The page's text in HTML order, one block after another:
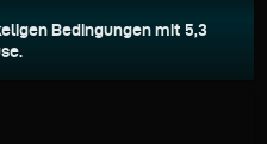
Bedingungen mit 5,3